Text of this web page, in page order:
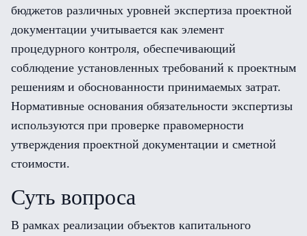
бюджетов различных уровней экспертиза проектной
документации учитывается как элемент
процедурного контроля, обеспечивающий
соблюдение установленных требований к проектным
решениям и обоснованности принимаемых затрат.
Нормативные основания обязательности экспертизы
используются при проверке правомерности
утверждения проектной документации и сметной
стоимости.
Суть вопроса
В рамках реализации объектов капитального